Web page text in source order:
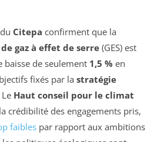
Citepa confirment que la
gaz à effet de serre(GES) est
de seulement 1,5 % en
fixés par la stratégie
Le Haut conseil pour le climat
crédibilité des engagements pris,
faibles par rapport aux ambitions